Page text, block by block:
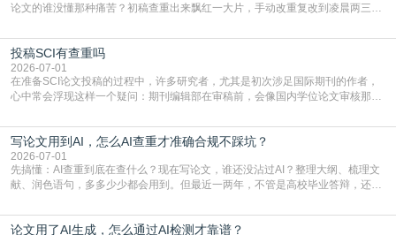
论文的谁没懂那种痛苦？初稿查重出来飘红一大片，手动改重复改到凌晨两三
到秃头。这时候靠谱的AI降重真的就是救命稻草，选对工具，半天就能搞定你两
三天都做不完的事。不是所有人都需要用AI降重，但如果你符合下面这些场景，
真的可以试试：初稿写完重复率远超要
投稿SCI有查重吗
2026-07-01
在准备SCI论文投稿的过程中，许多研究者，尤其是初次涉足国际期刊的作者，
心中常会浮现这样一个疑问：期刊编辑部在审稿前，会像国内学位论文审核那
论文的初审通过率。实际上，SCI期刊对重复内容的审查是严谨投稿流程中不可
或缺的一环。本篇AEIC学术交流中心小编就为大家介绍“投稿SCI有查重吗”。
一、查重是标准流程答案是明确的：绝大多数S
写论文用到AI，怎么AI查重才准确合规不踩坑？
2026-07-01
先搞懂：AI查重到底在查什么？现在写论文，谁还没沾过AI？整理大纲、梳理文
献、润色语句，多多少少都会用到。但最近一两年，不管是高校毕业答辩，还是
须加做AI查重。很多人分不清，AI查重和普通查重到底有啥区别？这里说透：普
通查重查的是你的文字和已公开文献的重复比例，防的是抄袭；AI查重查的是你
论文用了AI生成，怎么通过AI检测才靠谱？